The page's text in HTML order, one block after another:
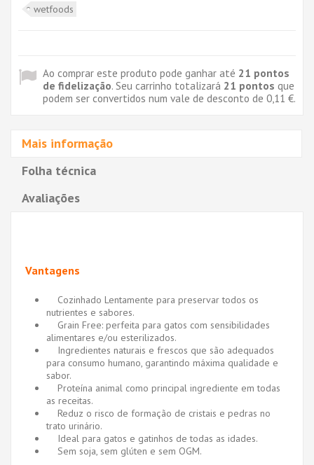
wetfoods
Ao comprar este produto pode ganhar até 21 pontos
de fidelização. Seu carrinho totalizará 21 pontos que
podem ser convertidos num vale de desconto de 0,11 €.
Mais informação
Folha técnica
Avaliações
Vantagens
Cozinhado Lentamente para preservar todos os
nutrientes e sabores.
Grain Free: perfeita para gatos com sensibilidades
alimentares e/ou esterilizados.
Ingredientes naturais e frescos que são adequados
para consumo humano, garantindo máxima qualidade e
sabor.
Proteína animal como principal ingrediente em todas
as receitas.
Reduz o risco de formação de cristais e pedras no
trato urinário.
Ideal para gatos e gatinhos de todas as idades.
Sem soja, sem glúten e sem OGM.